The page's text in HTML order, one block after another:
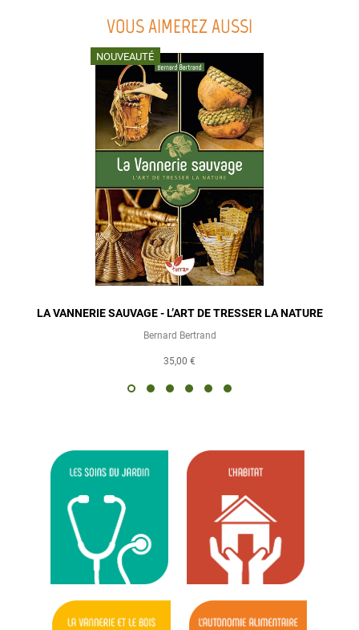
VOUS AIMEREZ AUSSI
NOUVEAUTÉ
LA VANNERIE SAUVAGE - L’ART DE TRESSER LA NATURE
Bernard Bertrand
35,00 €